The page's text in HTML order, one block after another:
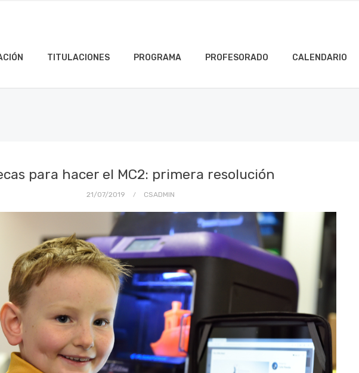
TITULACIONES PROGRAMA PROFESORADO CALENDARIO
para hacer el MC2: primera resolución
21/07/2019 CSADMIN